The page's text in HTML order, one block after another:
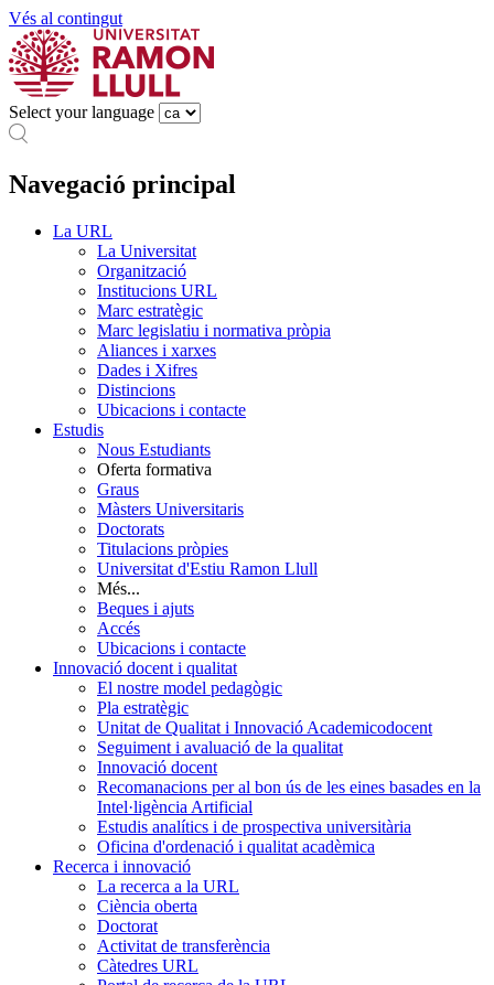
Vés al contingut
Select your language
Navegació principal
La URL
La Universitat
Organització
Institucions URL
Marc estratègic
Marc legislatiu i normativa pròpia
Aliances i xarxes
Dades i Xifres
Distincions
Ubicacions i contacte
Estudis
Nous Estudiants
Oferta formativa
Graus
Màsters Universitaris
Doctorats
Titulacions pròpies
Universitat d'Estiu Ramon Llull
Més...
Beques i ajuts
Accés
Ubicacions i contacte
Innovació docent i qualitat
El nostre model pedagògic
Pla estratègic
Unitat de Qualitat i Innovació Academicodocent
Seguiment i avaluació de la qualitat
Innovació docent
Recomanacions per al bon ús de les eines basades en la
Intel·ligència Artificial
Estudis analítics i de prospectiva universitària
Oficina d'ordenació i qualitat acadèmica
Recerca i innovació
La recerca a la URL
Ciència oberta
Doctorat
Activitat de transferència
Càtedres URL